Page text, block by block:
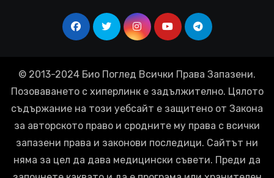
© 2013-2024 Био Поглед Всички Права Запазени.
Позоваването с хиперлинк е задължително. Цялото
съдържание на този уебсайт е защитено от Закона
за авторското право и сродните му права с всички
запазени права и законови последици. Сайтът ни
няма за цел да дава медицински съвети. Преди да